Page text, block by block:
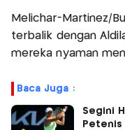
Melichar-Martinez/
terbalik dengan
mereka nyaman
Baca Juga :
Segini
Petenis